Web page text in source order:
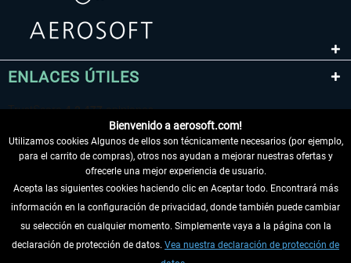
ENLACES ÚTILES
DESISTIR DEL CONTRATO
INFORMACIÓN
Bienvenido a aerosoft.com!
Utilizamos cookies Algunos de ellos son técnicamente necesarios (por ejemplo,
para el carrito de compras), otros nos ayudan a mejorar nuestras ofertas y
ofrecerle una mejor experiencia de usuario.
Acepta las siguientes cookies haciendo clic en Aceptar todo. Encontrará más
información en la configuración de privacidad, donde también puede cambiar
su selección en cualquier momento. Simplemente vaya a la página con la
declaración de protección de datos. Vea nuestra declaración de protección de